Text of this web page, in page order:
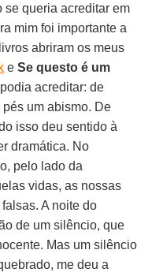
se queria acreditar em
mim foi importante a
abriram os meus
eSe questo é um
acreditar: de
um abismo. De
isso deu sentido à
dramática. No
pelo lado da
vidas, as nossas
A noite do
de um silêncio, que
Mas um silêncio
me deu a